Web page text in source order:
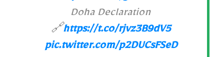
Doha Declaration
🔗 https://t.co/rjvz3B9dV5
pic.twitter.com/p2DUCsFSeD